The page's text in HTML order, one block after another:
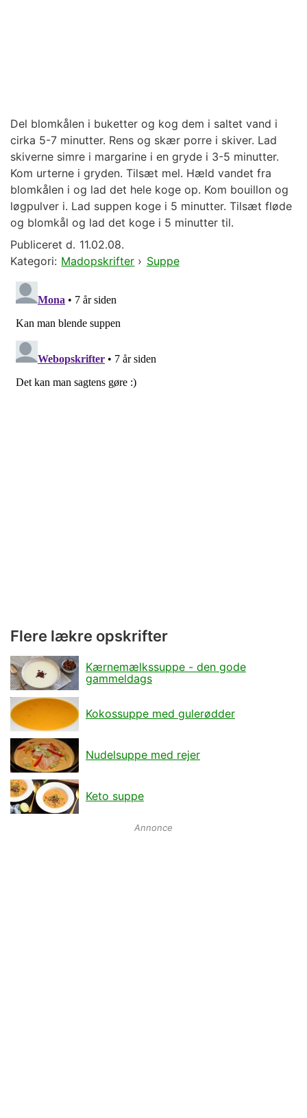
Del blomkålen i buketter og kog dem i saltet vand i
cirka 5-7 minutter. Rens og skær porre i skiver. Lad
skiverne simre i margarine i en gryde i 3-5 minutter.
Kom urterne i gryden. Tilsæt mel. Hæld vandet fra
blomkålen i og lad det hele koge op. Kom bouillon og
løgpulver i. Lad suppen koge i 5 minutter. Tilsæt fløde
og blomkål og lad det koge i 5 minutter til.
Publiceret d. 11.02.08.
Kategori: Madopskrifter › Suppe
Flere lækre opskrifter
Kærnemælkssuppe - den gode
gammeldags
Kokossuppe med gulerødder
Nudelsuppe med rejer
Keto suppe
Annonce